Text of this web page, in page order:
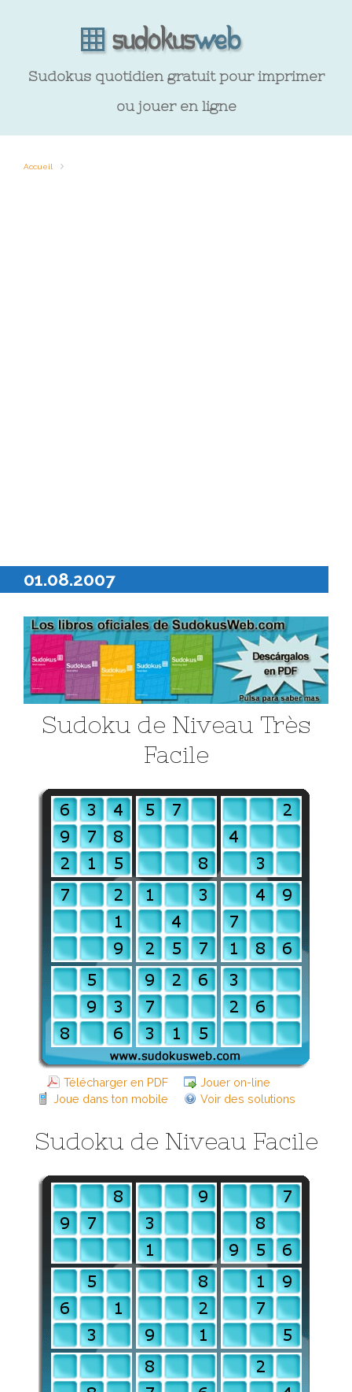
Sudokus quotidien gratuit pour imprimer
ou jouer en ligne
Accueil
01.08.2007
Sudoku de Niveau Très
Facile
Télécharger en PDF
Jouer on-line
Joue dans ton mobile
Voir des solutions
Sudoku de Niveau Facile